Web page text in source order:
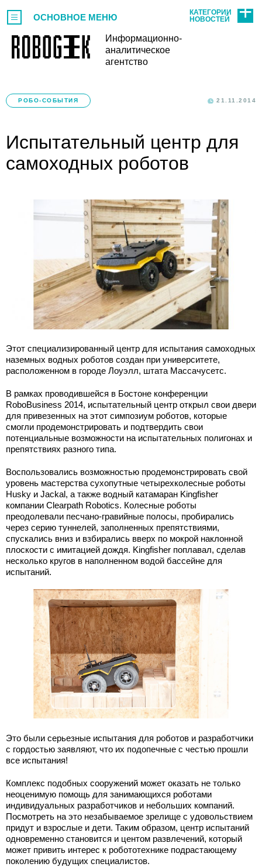
Информационно-
аналитическое
агентство
ОСНОВНОЕ МЕНЮ
КАТЕГОРИИ
НОВОСТЕЙ
РОБО-СОБЫТИЯ 21.11.2014
Испытательный центр для
самоходных роботов
Этот специализированный центр для испытания самоходных
наземных водных роботов создан при университете,
расположенном в городе Лоуэлл, штата Массачусетс.
В рамках проводившейся в Бостоне конференции
RoboBusiness 2014, испытательный центр открыл свои двери
для привезенных на этот симпозиум роботов, которые
смогли продемонстрировать и подтвердить свои
потенциальные возможности на испытательных полигонах и
препятствиях разного типа.
Воспользовались возможностью продемонстрировать свой
уровень мастерства сухопутные четырехколесные роботы
Husky и Jackal, а также водный катамаран Kingfisher
компании Clearpath Robotics. Колесные роботы
преодолевали песчано-гравийные полосы, пробирались
через серию туннелей, заполненных препятствиями,
спускались вниз и взбирались вверх по мокрой наклонной
плоскости с имитацией дождя. Kingfisher поплавал, сделав
несколько кругов в наполненном водой бассейне для
испытаний.
Это были серьезные испытания для роботов и разработчики
с гордостью заявляют, что их подопечные с честью прошли
все испытания!
Комплекс подобных сооружений может оказать не только
неоценимую помощь для занимающихся роботами
индивидуальных разработчиков и небольших компаний.
Посмотреть на это незабываемое зрелище с удовольствием
придут и взрослые и дети. Таким образом, центр испытаний
одновременно становится и центом развлечений, который
может привить интерес к робототехнике подрастающему
поколению будущих специалистов.